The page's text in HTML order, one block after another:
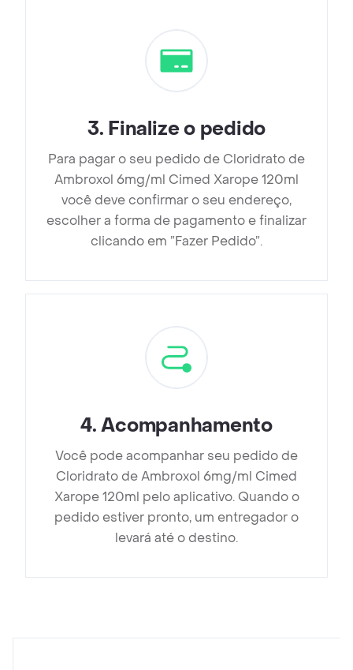
3. Finalize o pedido
Para pagar o seu pedido de Cloridrato de
Ambroxol 6mg/ml Cimed Xarope 120ml
você deve confirmar o seu endereço,
escolher a forma de pagamento e finalizar
clicando em ”Fazer Pedido”.
4.Acompanhamento
Você pode acompanhar seu pedido de
Cloridrato de Ambroxol 6mg/ml Cimed
Xarope 120ml pelo aplicativo. Quando o
pedido estiver pronto, um entregador o
levará até o destino.